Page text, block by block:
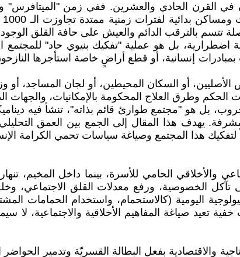
الحادي والعشرين. ففي زمن "الميتافرس"
تتسم بالترقب الدائم والعيش على حافة القلق
اضطرارية، بل هو عملية "تفكيك بنيوي حاد"
إنسانية، أو قطع أراضٍ خاصة استأجرها النازحون
أو السكان المحيطين، أو لجان المساجد، أو
وطرق العلاج المحكومة بالإمكانيات، والجهات
بل هو "مجتمع طوارئ قائم بذاته"، تنشأ فيه
يهدف هذا المقال إلى الجمع بين العمق
لتفكيك هذا المجتمع وصياغة سياسات تحمي الكرامة
الحامي للأسرة، بينما داخل المخيم، تنهار
الخصوصية، ورفع معدلات القلق الاجتماعي،
اليومية (كالاستحمام، واستخدام الحمامات
تعيد صياغة المفاهيم الأخلاقية والاجتماعية، لا
والاقتصادية بفعل البطالة القسريّة وتدمير